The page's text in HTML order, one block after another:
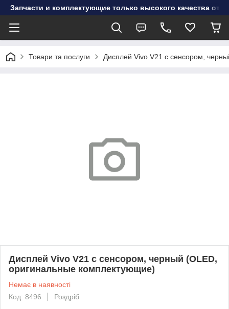
Запчасти и комплектующие только высокого качества от
Товари та послуги Дисплей Vivo V21 с сенсором,
Дисплей Vivo V21 с сенсором, черный (OLED,
оригинальные комплектующие)
Немає в наявності
Код: 8496
Роздріб